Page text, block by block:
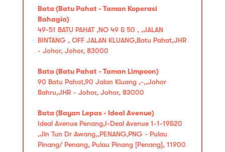
Bata (Batu Pahat - Taman Koperasi
Bahagia)
49-51 BATU PAHAT ,NO 49 & 50 , ,JALAN
BINTANG , OFF JALAN KLUANG,Batu Pahat,JHR
- Johor, Johor, 83000
Bata (Batu Pahat - Taman Limpoon)
90 Batu Pahat,90 Jalan Kluang ,-,,Johor
Bahru,JHR - Johor, Johor, 83000
Bata (Bayan Lepas - Ideal Avenue)
Ideal Avenue Penang,I-Deal Avenue 1-1-19&20
,Jln Tun Dr Awang,,PENANG,PNG - Pulau
Pinang/ Penang, Pulau Pinang [Penang], 11900